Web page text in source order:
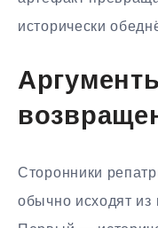
исторически
Сторонники
обычно исходят из